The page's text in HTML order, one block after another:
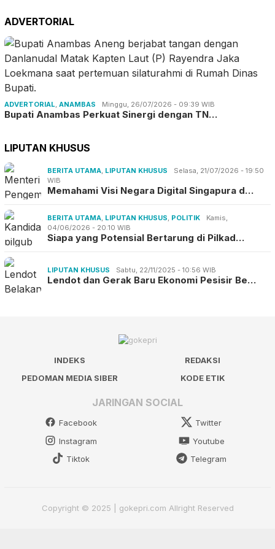
ADVERTORIAL
ADVERTORIAL, ANAMBAS Minggu, 26/07/2026 - 09:39 WIB
Bupati Anambas Perkuat Sinergi dengan TN…
LIPUTAN KHUSUS
BERITA UTAMA, LIPUTAN KHUSUS
Selasa, 21/07/2026 - 19:50
WIB
Memahami Visi Negara Digital Singapura d…
BERITA UTAMA, LIPUTAN KHUSUS, POLITIK
Kamis,
04/06/2026 - 20:10 WIB
Siapa yang Potensial Bertarung di Pilkad…
LIPUTAN KHUSUS Sabtu, 22/11/2025 - 10:56 WIB
Lendot dan Gerak Baru Ekonomi Pesisir Be…
INDEKS
REDAKSI
PEDOMAN MEDIA SIBER
KODE ETIK
JARINGAN SOCIAL
Facebook
Twitter
Instagram
Youtube
Tiktok
Telegram
Copyright © 2025 | gokepri.com Allright Reserved